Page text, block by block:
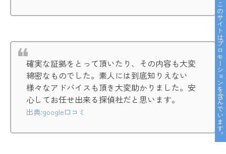
確実な証拠をとって頂いたり、その内容も大変
綿密なものでした。素人には到底知りえない
様々なアドバイスも頂き大変助かりました。安
心してお任せ出来る探偵社だと思います。
出典:google口コミ このサイトはプロモーションを含んでいます。